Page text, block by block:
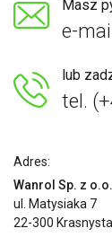
Masz
e-
lub
tel.
Adres:
Wanrol Sp. z o.o.
ul. Matysiaka 7
22-300